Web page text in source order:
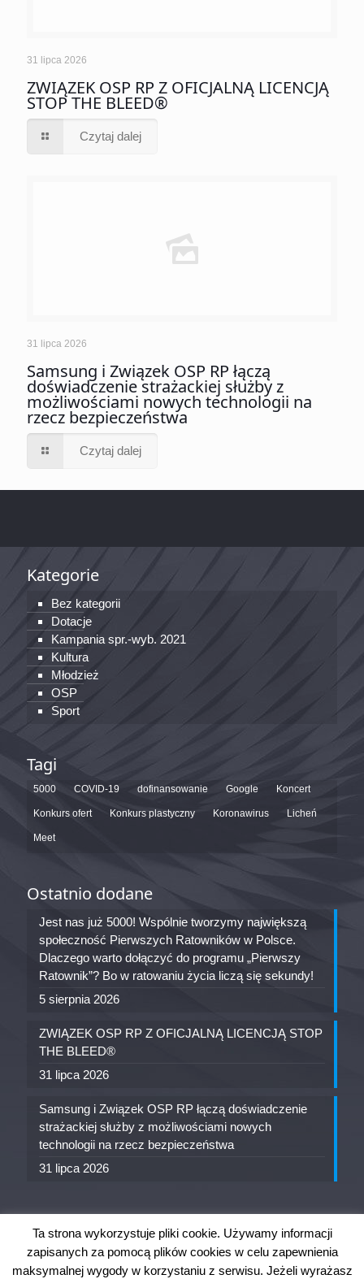
31 lipca 2026
ZWIĄZEK OSP RP Z OFICJALNĄ LICENCJĄ
STOP THE BLEED®
Czytaj dalej
31 lipca 2026
Samsung i Związek OSP RP łączą
doświadczenie strażackiej służby z
możliwościami nowych technologii na
rzecz bezpieczeństwa
Czytaj dalej
Kategorie
Bez kategorii
Dotacje
Kampania spr.-wyb. 2021
Kultura
Młodzież
OSP
Sport
Tagi
5000 COVID-19 dofinansowanie Google Koncert
Konkurs ofert Konkurs plastyczny Koronawirus Licheń
Meet
Ostatnio dodane
Jest nas już 5000! Wspólnie tworzymy największą
społeczność Pierwszych Ratowników w Polsce.
Dlaczego warto dołączyć do programu „Pierwszy
Ratownik”? Bo w ratowaniu życia liczą się sekundy!
5 sierpnia 2026
ZWIĄZEK OSP RP Z OFICJALNĄ LICENCJĄ STOP
THE BLEED®
31 lipca 2026
Samsung i Związek OSP RP łączą doświadczenie
strażackiej służby z możliwościami nowych
technologii na rzecz bezpieczeństwa
31 lipca 2026
Ta strona wykorzystuje pliki cookie. Używamy informacji
zapisanych za pomocą plików cookies w celu zapewnienia
maksymalnej wygody w korzystaniu z serwisu. Jeżeli wyrażasz